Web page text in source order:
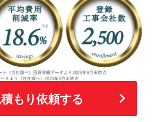
もり依頼する